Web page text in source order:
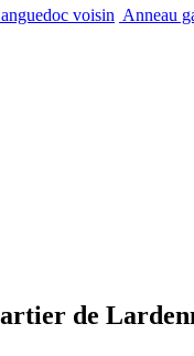
voisin Anneau
de